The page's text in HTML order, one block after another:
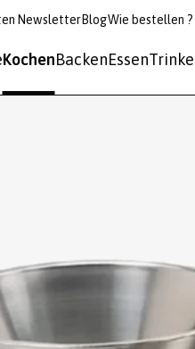
NewsletterBlogWie bestellen ?
KochenBackenEssen